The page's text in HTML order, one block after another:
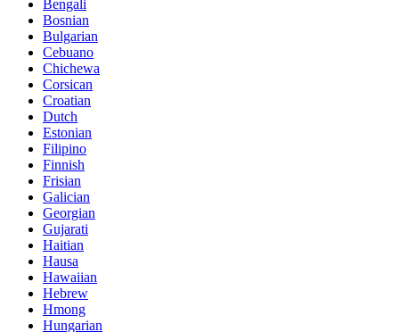
Bengali
Bosnian
Bulgarian
Cebuano
Chichewa
Corsican
Croatian
Dutch
Estonian
Filipino
Finnish
Frisian
Galician
Georgian
Gujarati
Haitian
Hausa
Hawaiian
Hebrew
Hmong
Hungarian